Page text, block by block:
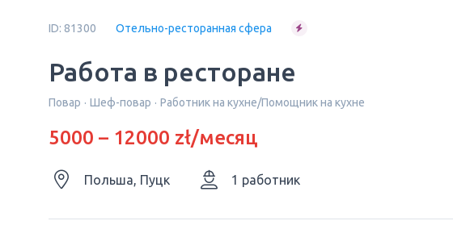
ID: 81300 Отельно-ресторанная сфера
Работа в ресторане
Повар Шеф-повар Работник на кухне/Помощник на кухне
5000 – 12000 zł/месяц
Польша, Пуцк 1 работник